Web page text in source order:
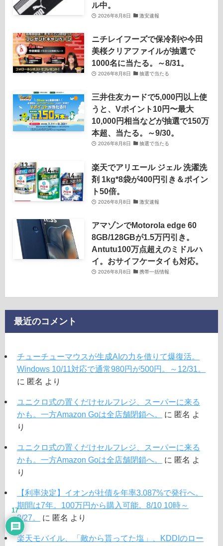
ル中。
2026年8月8日 激安速報
ニチレイフーズで保冷剤や今田
美桜クリアファイルが抽選で
1000名に当たる。～8/31。
2026年8月8日 抽選で当たる
三井住友カードで5,000円以上使
うと、Vポイント10円〜最大
10,000円相当などが抽選で150万
本超、当たる。～9/30。
2026年8月8日 抽選で当たる
楽天でアリエール ジェル 洗濯洗
剤 1kg*8袋が400円引き＆ポイン
ト50倍。
2026年8月8日 激安速報
アマゾンでMotorola edge 60
8GB/128GBが1.5万円引き。
Antutu100万点超えのミドルハ
イ。おサイフケータイも対応。
2026年8月8日 携帯一括情報
最近のコメント
チューチューマウスが生成AIの力を借りて爆復活。
Windows 10/11対応で通常980円が500円。～12/31。
に 匿名 より
ユニクロ式の置くだけセルフレジ、スーパーに来る
かも。一方Amazon Goは全店舗閉鎖へ。
に 匿名 よ
り
ユニクロ式の置くだけセルフレジ、スーパーに来る
かも。一方Amazon Goは全店舗閉鎖へ。
に 匿名 よ
り
【利率決定】イオンが社債を年率3.087%で発行へ。
期間は7年。100万円から購入可能。8/10 10時～
8/27。
に 匿名 より
楽天モバイル、「敵から貰ってた塩」、KDDIのロー
17